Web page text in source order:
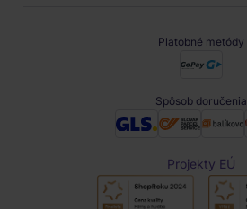
Platobné metódy
Spôsob doručenia
Projekty EÚ